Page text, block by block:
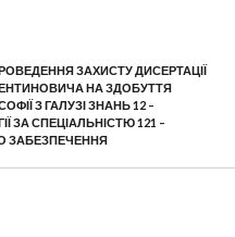
ЗАХИСТУ ДИСЕРТАЦІЇ
НА ЗДОБУТТЯ
З ГАЛУЗІ ЗНАНЬ 12 –
ЗА СПЕЦІАЛЬНІСТЮ 121 –
ЗАБЕЗПЕЧЕННЯ